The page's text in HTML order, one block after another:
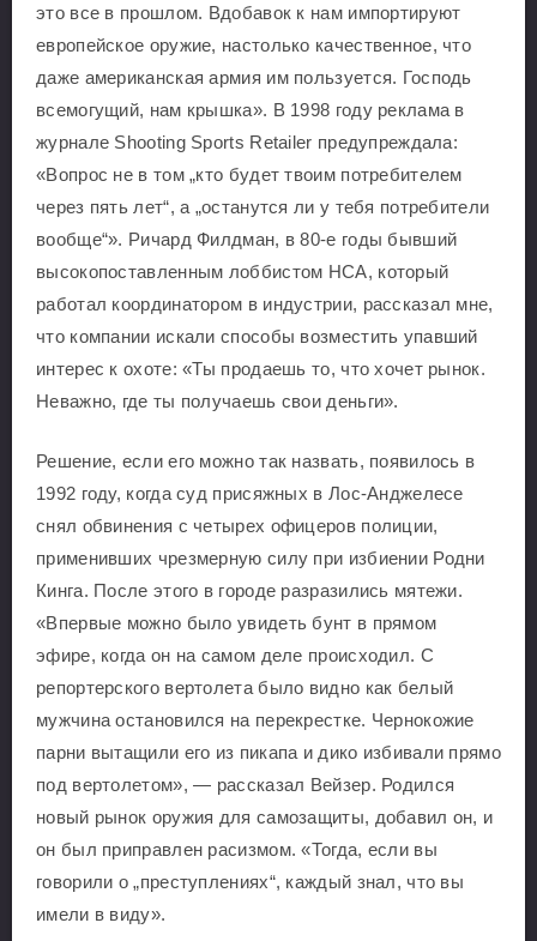
это все в прошлом. Вдобавок к нам импортируют
европейское оружие, настолько качественное, что
даже американская армия им пользуется. Господь
всемогущий, нам крышка». В 1998 году реклама в
журнале Shooting Sports Retailer предупреждала:
«Вопрос не в том „кто будет твоим потребителем
через пять лет“, а „останутся ли у тебя потребители
вообще“». Ричард Филдман, в 80-е годы бывший
высокопоставленным лоббистом НСА, который
работал координатором в индустрии, рассказал мне,
что компании искали способы возместить упавший
интерес к охоте: «Ты продаешь то, что хочет рынок.
Неважно, где ты получаешь свои деньги».
Решение, если его можно так назвать, появилось в
1992 году, когда суд присяжных в Лос-Анджелесе
снял обвинения с четырех офицеров полиции,
применивших чрезмерную силу при избиении Родни
Кинга. После этого в городе разразились мятежи.
«Впервые можно было увидеть бунт в прямом
эфире, когда он на самом деле происходил. С
репортерского вертолета было видно как белый
мужчина остановился на перекрестке. Чернокожие
парни вытащили его из пикапа и дико избивали прямо
под вертолетом», — рассказал Вейзер. Родился
новый рынок оружия для самозащиты, добавил он, и
он был приправлен расизмом. «Тогда, если вы
говорили о „преступлениях“, каждый знал, что вы
имели в виду».